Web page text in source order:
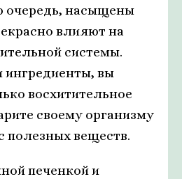
очередь, насыщены
влияют на
системы.
ингредиенты, вы
восхитительное
своему организму
полезных веществ.
печенкой и